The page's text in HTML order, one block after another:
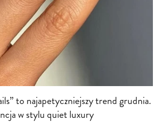
to najapetyczniejszy trend grudnia.
w stylu quiet luxury